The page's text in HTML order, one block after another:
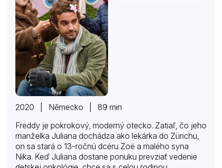
2020 | Německo | 89 min
Freddy je pokrokový, moderný otecko. Zatiaľ, čo jeho
manželka Juliana dochádza ako lekárka do Zürichu,
on sa stará o 13-ročnú dcéru Zoë a malého syna
Nika. Keď Juliana dostane ponuku prevziať vedenie